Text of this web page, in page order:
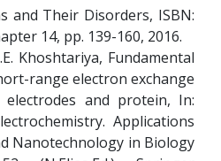
and Their Disorders, ISBN:
14, pp. 139-160, 2016.
Khoshtariya, Fundamental
range electron exchange
electrodes and protein, In:
Applications
Nanotechnology in Biology